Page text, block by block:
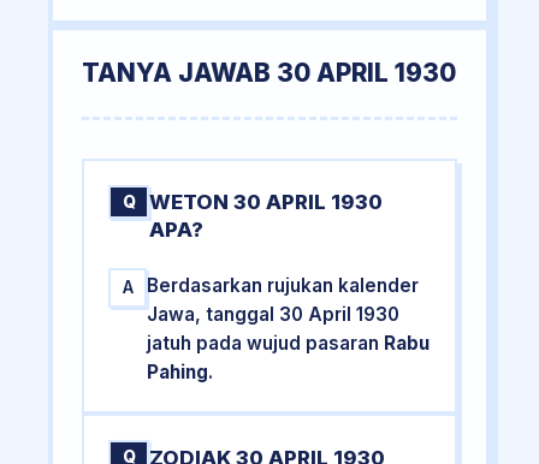
TANYA JAWAB 30 APRIL 1930
Q
WETON 30 APRIL 1930
APA?
A
Berdasarkan rujukan kalender
Jawa, tanggal 30 April 1930
jatuh pada wujud pasaran Rabu
Pahing.
Q
ZODIAK 30 APRIL 1930